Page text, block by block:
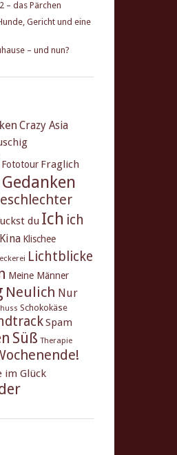
– das Pärchen
Gericht und eine
– und nun?
Crazy Asia
Fototour Fraglich
Gedanken
du Ich ich
Kina Klischee
Lichtblicke
Meine Männer
Neulich Nur
Schokokäse
Spam
Süß Therapie
im Glück